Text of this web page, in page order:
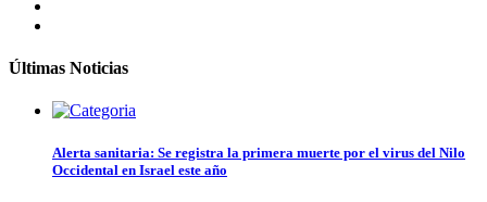
Últimas Noticias
Alerta sanitaria: Se registra la primera muerte por el virus del Nilo
Occidental en Israel este año